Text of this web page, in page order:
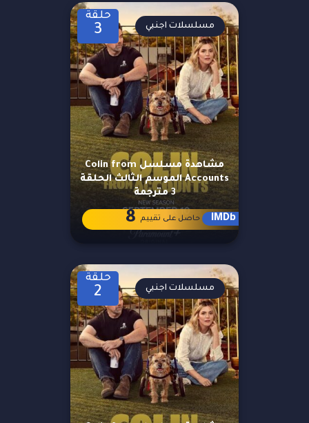
حلقة
3
مشاهدة مسلسل Colin from
Accounts الموسم الثالث الحلقة
3 مترجمة
مسلسلات اجنبي
IMDb حاصل على تقييم 8
حلقة
2 مسلسلات اجنبي